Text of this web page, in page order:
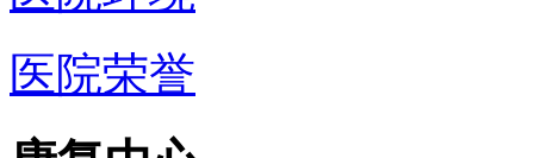
医院荣誉